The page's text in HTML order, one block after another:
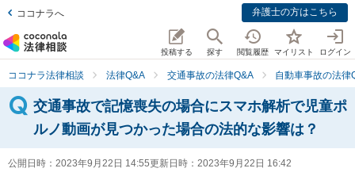
ココナラへ 弁護士の方はこちら
投稿する 探す 閲覧履歴 マイリスト ログイン
ココナラ法律相談 法律Q&A 交通事故の法律Q&A 自動車事故の法律
交通事故で記憶喪失の場合にスマホ解析で児童ポ
ルノ動画が見つかった場合の法的な影響は？
公開日時： 2023年9月22日 14:55更新日時： 2023年9月22日 16:42